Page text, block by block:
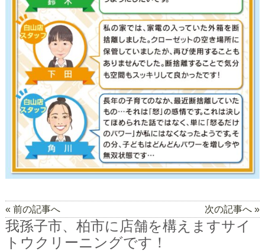
ご利用規約
最近の投稿
お気に入りの黒Ｔシャツ、おうち洗濯で大丈
夫？
洋服リフォーム承ります！
« 前の記事へ 次の記事へ »
我孫子市、柏市に店舗を構えますサイ
トウクリーニングです！